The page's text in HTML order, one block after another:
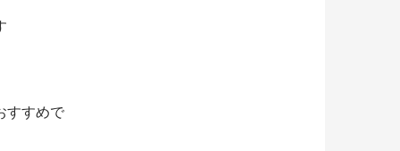
すすめで